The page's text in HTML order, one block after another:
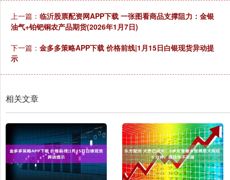
上一篇： 临沂股票配资网APP下载 一张图看商品支撑阻力：金银
油气+铂钯铜农产品期货(2026年1月7日)
下一篇： 金多多策略APP下载 价格前线|1月15日白银现货异动提
示
相关文章